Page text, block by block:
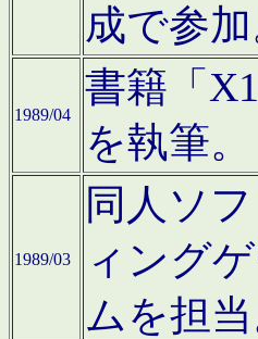
成で参加
1989/04
書籍「
を執筆。
1989/03
同人ソ
ィング
ムを担当